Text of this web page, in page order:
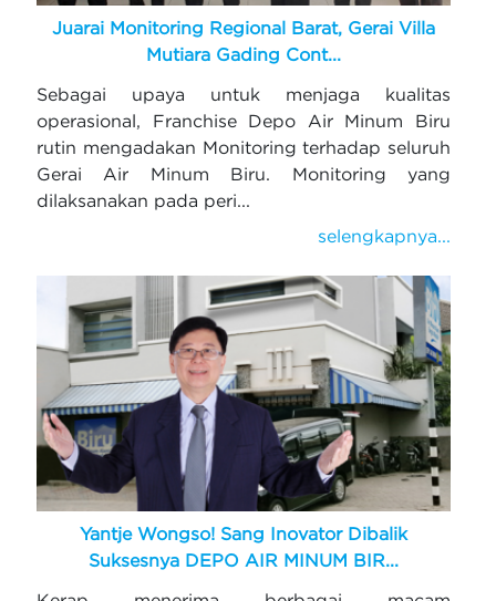
Juarai Monitoring Regional Barat, Gerai Villa
Mutiara Gading Cont...
Sebagai upaya untuk menjaga kualitas
operasional, Franchise Depo Air Minum Biru
rutin mengadakan Monitoring terhadap seluruh
Gerai Air Minum Biru. Monitoring yang
dilaksanakan pada peri...
selengkapnya...
Yantje Wongso! Sang Inovator Dibalik
Suksesnya DEPO AIR MINUM BIR...